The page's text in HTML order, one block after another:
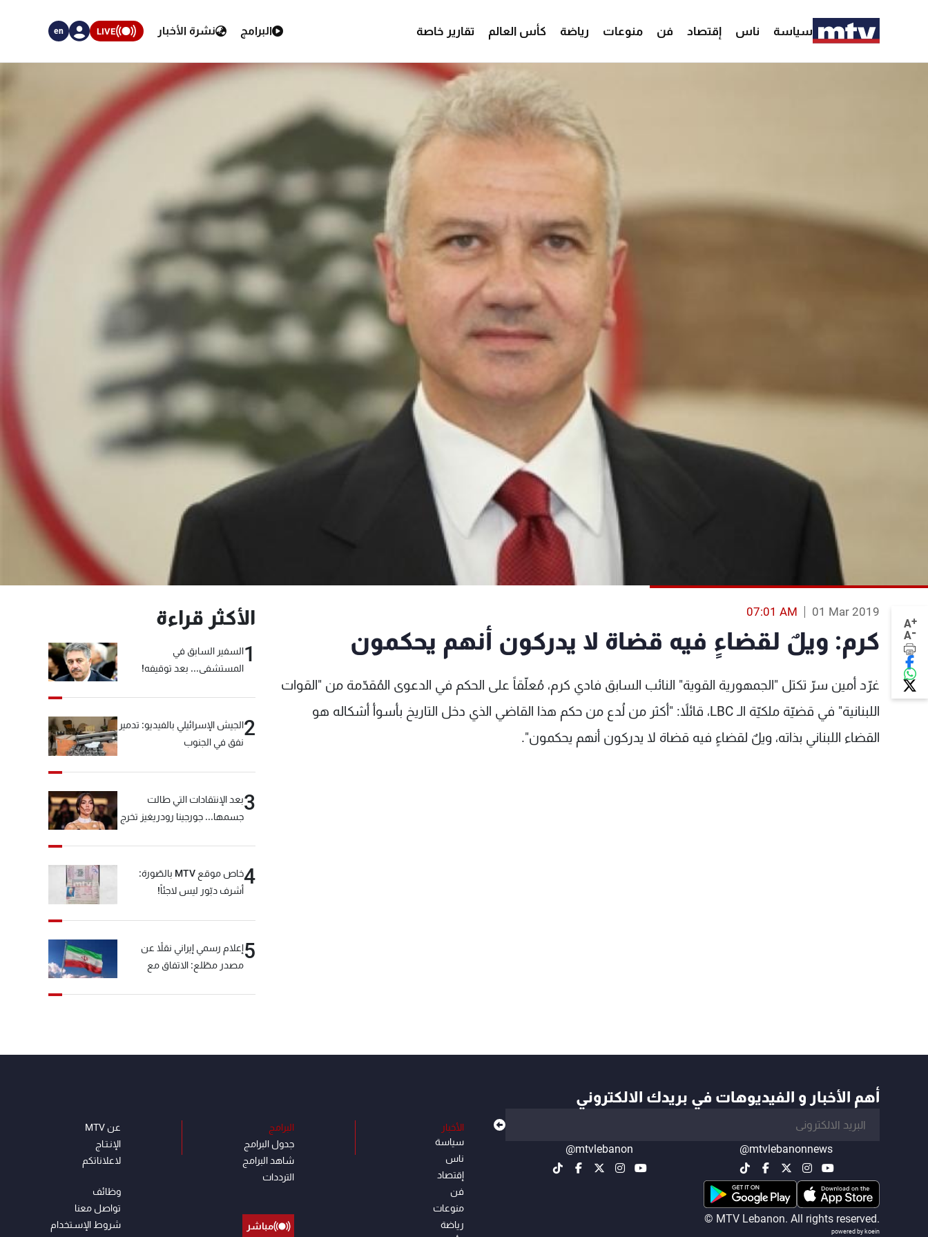
سياسة ناس إقتصاد فن منوعات رياضة كأس العالم تقارير خاصة البرامج نشرة الأخبار LIVE
en
A+
A-
01 Mar 2019
07:01 AM
كرم: ويلٌ لقضاءٍ فيه قضاة لا يدركون أنهم يحكمون
غرّد أمين سرّ تكتل "الجمهورية القوية" النائب السابق فادي كرم، مُعلّقاً على الحكم في الدعوى المُقدّمة من "القوات
اللبنانية" في قضيّة ملكيّة الـ LBC، قائلاً: "أكثر من لُدع من حكم هذا القاضي الذي دخل التاريخ بأسوأ أشكاله هو
القضاء اللبناني بذاته، ويلٌ لقضاءٍ فيه قضاة لا يدركون أنهم يحكمون".
الأكثر قراءة
1السفير السابق في
المستشفى... بعد توقيفه!
2الجيش الإسرائيلي بالفيديو: تدمير
نفق في الجنوب
3بعد الإنتقادات التي طالت
جسمها... جورجينا رودريغيز تخرج
4
خاص موقع MTV بالصّورة:
أشرف دبّور ليس لاجئاً!
5إعلام رسمي إيراني نقلاً عن
مصدر مطّلع: الاتفاق مع
أهم الأخبار و الفيديوهات في بريدك الالكتروني
@mtvlebanonnews
@mtvlebanon
© MTV Lebanon. All rights reserved.
powered by koein
الأخبار
سياسة
ناس
إقتصاد
فن
منوعات
رياضة
البرامج
جدول البرامج
شاهد البرامج
الترددات
مباشر
عن MTV
الإنـتـاج
لاعلاناتكم
وظائف
تواصل معنا
شروط الإسـتخدام